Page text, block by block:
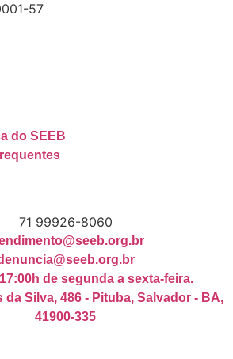
57
do SEEB
71 99926-8060
de segunda a sexta-feira.
da Silva, 486 - Pituba, Salvador - BA,
41900-335